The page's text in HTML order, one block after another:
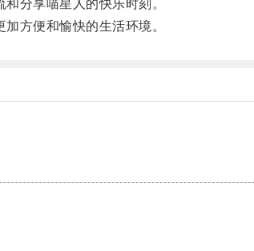
分享喵星人的快乐时刻。
方便和愉快的生活环境。